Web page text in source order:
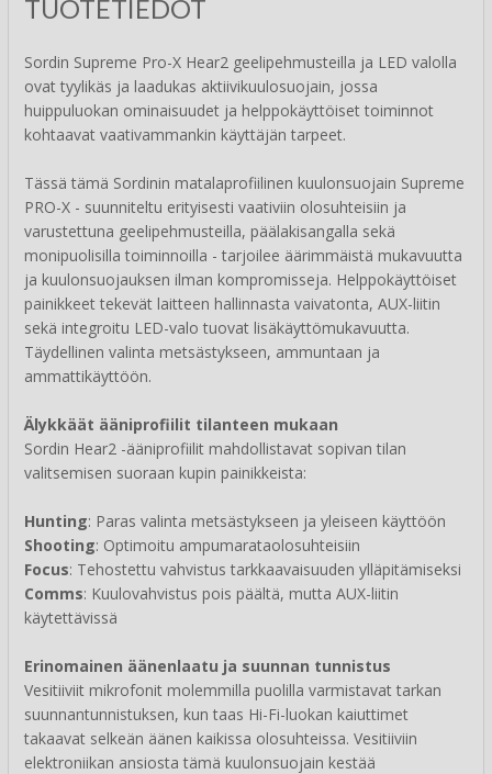
TUOTETIEDOT
Sordin Supreme Pro-X Hear2 geelipehmusteilla ja LED valolla
ovat tyylikäs ja laadukas aktiivikuulosuojain, jossa
huippuluokan ominaisuudet ja helppokäyttöiset toiminnot
kohtaavat vaativammankin käyttäjän tarpeet.
Tässä tämä Sordinin matalaprofiilinen kuulonsuojain Supreme
PRO-X - suunniteltu erityisesti vaativiin olosuhteisiin ja
varustettuna geelipehmusteilla, päälakisangalla sekä
monipuolisilla toiminnoilla - tarjoilee äärimmäistä mukavuutta
ja kuulonsuojauksen ilman kompromisseja. Helppokäyttöiset
painikkeet tekevät laitteen hallinnasta vaivatonta, AUX-liitin
sekä integroitu LED-valo tuovat lisäkäyttömukavuutta.
Täydellinen valinta metsästykseen, ammuntaan ja
ammattikäyttöön.
Älykkäät ääniprofiilit tilanteen mukaan
Sordin Hear2 -ääniprofiilit mahdollistavat sopivan tilan
valitsemisen suoraan kupin painikkeista:
Hunting: Paras valinta metsästykseen ja yleiseen käyttöön
Shooting: Optimoitu ampumarataolosuhteisiin
Focus: Tehostettu vahvistus tarkkaavaisuuden ylläpitämiseksi
Comms: Kuulovahvistus pois päältä, mutta AUX-liitin
käytettävissä
Erinomainen äänenlaatu ja suunnan tunnistus
Vesitiiviit mikrofonit molemmilla puolilla varmistavat tarkan
suunnantunnistuksen, kun taas Hi-Fi-luokan kaiuttimet
takaavat selkeän äänen kaikissa olosuhteissa. Vesitiiviin
elektroniikan ansiosta tämä kuulonsuojain kestää